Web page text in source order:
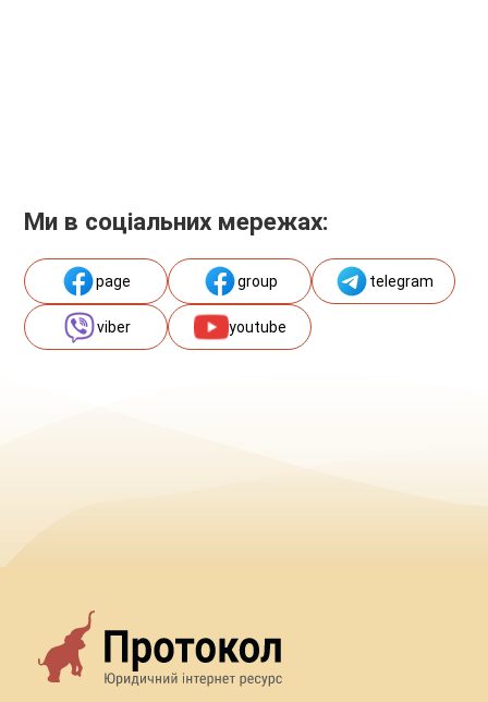
Ми в соціальних мережах:
page group telegram
viber youtube